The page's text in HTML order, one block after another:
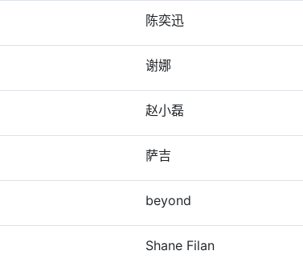
陈奕迅
谢娜
赵小磊
萨吉
beyond
Shane Filan